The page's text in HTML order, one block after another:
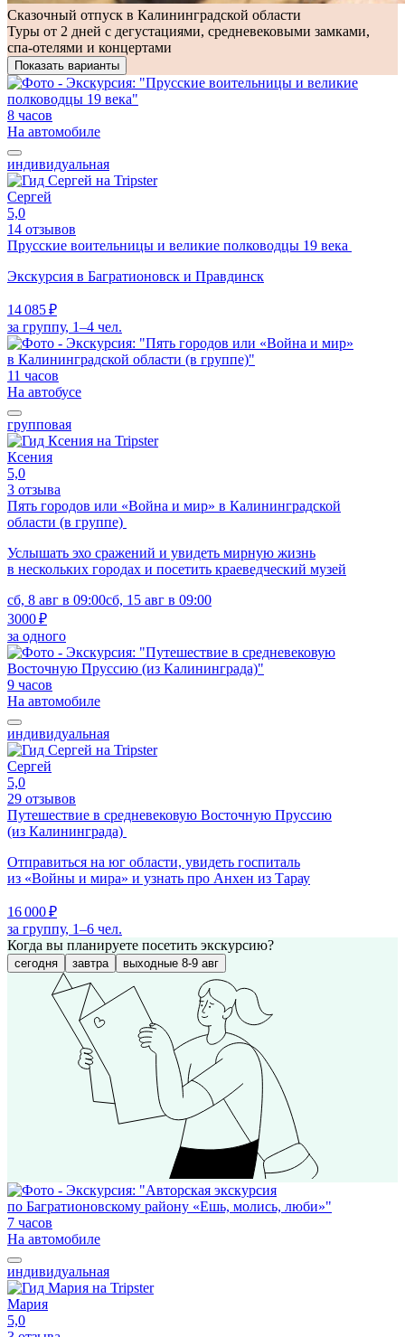
Сказочный отпуск в Калининградской области
Туры от 2 дней с дегустациями, средневековыми замками,
спа-отелями и концертами
Показать варианты
8 часов
На автомобиле
индивидуальная
Сергей
5,0
14 отзывов
Прусские воительницы и великие полководцы 19 века
Экскурсия в Багратионовск и Правдинск
14 085 ₽
за группу, 1–4 чел.
11 часов
На автобусе
групповая
Ксения
5,0
3 отзыва
Пять городов или «Война и мир» в Калининградской
области (в группе)
Услышать эхо сражений и увидеть мирную жизнь
в нескольких городах и посетить краеведческий музей
сб, 8 авг в 09:00сб, 15 авг в 09:00
3000 ₽
за одного
9 часов
На автомобиле
индивидуальная
Сергей
5,0
29 отзывов
Путешествие в средневековую Восточную Пруссию
(из Калининграда)
Отправиться на юг области, увидеть госпиталь
из «Войны и мира» и узнать про Анхен из Тарау
16 000 ₽
за группу, 1–6 чел.
Когда вы планируете посетить экскурсию?
сегодня завтра выходные 8-9 авг
7 часов
На автомобиле
индивидуальная
Мария
5,0